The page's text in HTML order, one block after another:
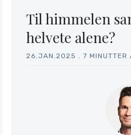
Til himmelen
helvete alene?
26.JAN.2025 7 MINUTTER